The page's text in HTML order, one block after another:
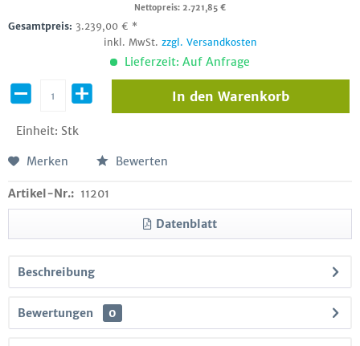
Nettopreis: 2.721,85 €
Gesamtpreis: 3.239,00 € *
inkl. MwSt. zzgl. Versandkosten
Lieferzeit: Auf Anfrage
Einheit: Stk
In den Warenkorb
Merken Bewerten
Artikel-Nr.: 11201
Datenblatt
Beschreibung
Bewertungen 0